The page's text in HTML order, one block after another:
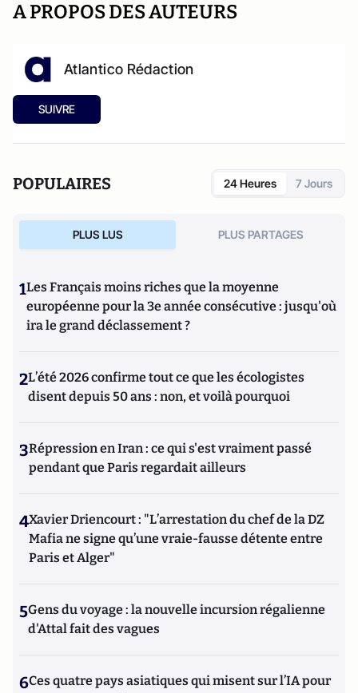
A PROPOS DES AUTEURS
Atlantico Rédaction
SUIVRE
POPULAIRES 24 Heures 7 Jours
PLUS LUS PLUS PARTAGES
1Les Français moins riches que la moyenne
européenne pour la 3e année consécutive : jusqu'où
ira le grand déclassement ?
2L’été 2026 confirme tout ce que les écologistes
disent depuis 50 ans : non, et voilà pourquoi
3Répression en Iran : ce qui s'est vraiment passé
pendant que Paris regardait ailleurs
4Xavier Driencourt : "L’arrestation du chef de la DZ
Mafia ne signe qu’une vraie-fausse détente entre
Paris et Alger"
5Gens du voyage : la nouvelle incursion régalienne
d'Attal fait des vagues
6Ces quatre pays asiatiques qui misent sur l’IA pour